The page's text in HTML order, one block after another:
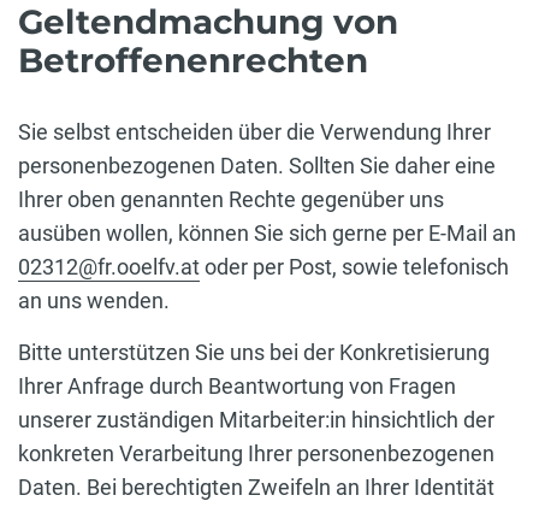
Geltendmachung von
Betroffenenrechten
Sie selbst entscheiden über die Verwendung Ihrer
personenbezogenen Daten. Sollten Sie daher eine
Ihrer oben genannten Rechte gegenüber uns
ausüben wollen, können Sie sich gerne per E-Mail an
02312@fr.ooelfv.atoder per Post, sowie telefonisch
an uns wenden.
Bitte unterstützen Sie uns bei der Konkretisierung
Ihrer Anfrage durch Beantwortung von Fragen
unserer zuständigen Mitarbeiter:in hinsichtlich der
konkreten Verarbeitung Ihrer personenbezogenen
Daten. Bei berechtigten Zweifeln an Ihrer Identität